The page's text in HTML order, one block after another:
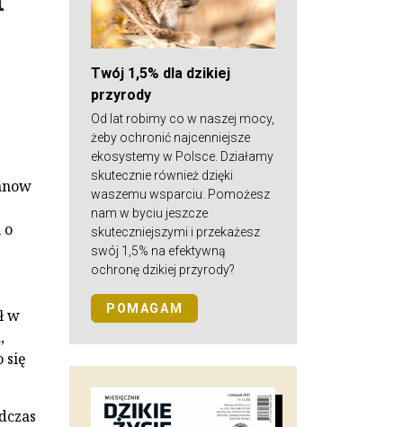
o
w
się
Twój 1,5% dla dzikiej
przyrody
Od lat robimy co w naszej mocy,
żeby ochronić najcenniejsze
ekosystemy w Polsce. Działamy
skutecznie również dzięki
waszemu wsparciu. Pomożesz
nam w byciu jeszcze
skuteczniejszymi i przekażesz
swój 1,5% na efektywną
ochronę dzikiej przyrody?
POMAGAM